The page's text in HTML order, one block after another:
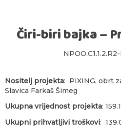
Čiri-biri bajka –
Nositelj projekta: PIXING, obrt
Slavica Farkaš Šimeg
Ukupna vrijednost projekta:
Ukupni prihvatljivi troškovi: